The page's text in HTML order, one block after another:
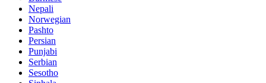
Nepali
Norwegian
Pashto
Persian
Punjabi
Serbian
Sesotho